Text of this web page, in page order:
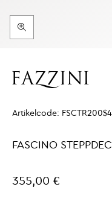
Artikelcode: FSCTR200$4
FASCINO
355,00 €